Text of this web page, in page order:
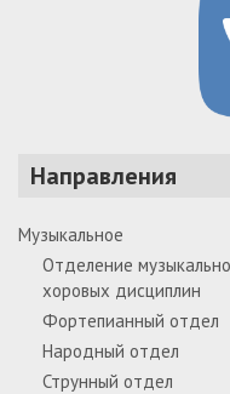
Направления
Музыкальное
Отделение
хоровых дисциплин
Фортепианный отдел
Народный отдел
Струнный отдел